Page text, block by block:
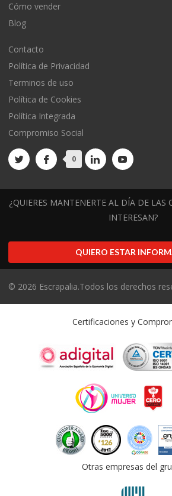
Cómo vender
Blog
Contacto
Política de Privacidad
Terminos de uso
Política de Cookies
Política Integrada
Compromiso Social
0
¿QUIERES MANTENERTE AL DÍA DE LAS
INTERESAN?
QUIERO ESTAR
© 2026 Escrapalia.Todos los derechos
Certificaciones y
Otras empresas del